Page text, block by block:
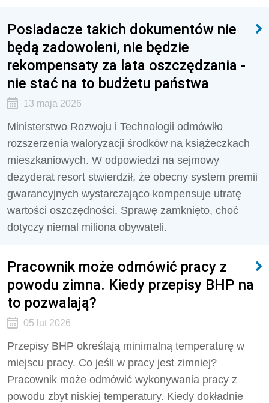
Posiadacze takich dokumentów nie
będą zadowoleni, nie będzie
rekompensaty za lata oszczędzania -
nie stać na to budżetu państwa
13 maja 2026
Ministerstwo Rozwoju i Technologii odmówiło
rozszerzenia waloryzacji środków na książeczkach
mieszkaniowych. W odpowiedzi na sejmowy
dezyderat resort stwierdził, że obecny system premii
gwarancyjnych wystarczająco kompensuje utratę
wartości oszczędności. Sprawę zamknięto, choć
dotyczy niemal miliona obywateli.
Pracownik może odmówić pracy z
powodu zimna. Kiedy przepisy BHP na
to pozwalają?
05 lut 2026
Przepisy BHP określają minimalną temperaturę w
miejscu pracy. Co jeśli w pracy jest zimniej?
Pracownik może odmówić wykonywania pracy z
powodu zbyt niskiej temperatury. Kiedy dokładnie